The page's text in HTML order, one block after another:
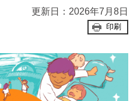
更新日：2026年7月8日
印刷